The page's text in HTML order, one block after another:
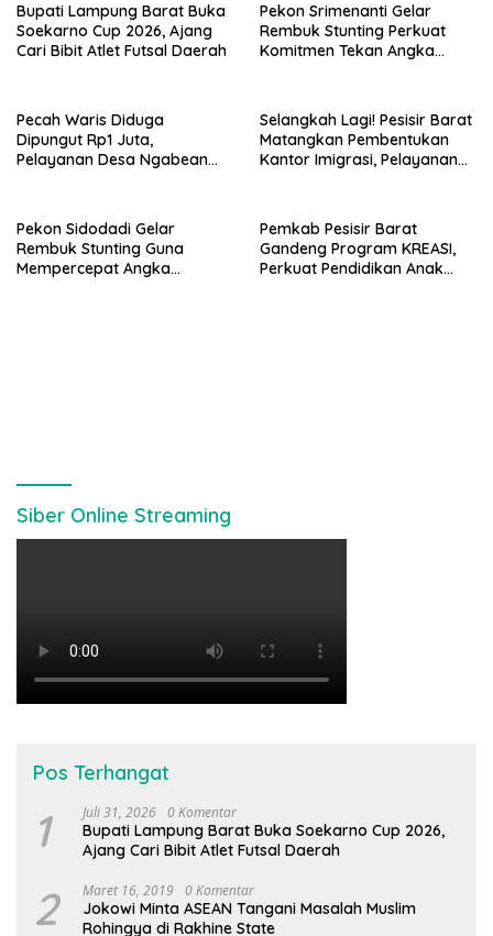
Bupati Lampung Barat Buka
Soekarno Cup 2026, Ajang
Cari Bibit Atlet Futsal Daerah
Pekon Srimenanti Gelar
Rembuk Stunting Perkuat
Komitmen Tekan Angka
Pecah Waris Diduga
Dipungut Rp1 Juta,
Pelayanan Desa Ngabean
Selangkah Lagi! Pesisir Barat
Matangkan Pembentukan
Kantor Imigrasi, Pelayanan
Pekon Sidodadi Gelar
Rembuk Stunting Guna
Mempercepat Angka
Pemkab Pesisir Barat
Gandeng Program KREASI,
Perkuat Pendidikan Anak
Siber Online Streaming
Pos Terhangat
1 Juli 31, 2026 0 Komentar
Bupati Lampung Barat Buka Soekarno Cup 2026,
Ajang Cari Bibit Atlet Futsal Daerah
2 Maret 16, 2019 0 Komentar
Jokowi Minta ASEAN Tangani Masalah Muslim
Rohingya di Rakhine State